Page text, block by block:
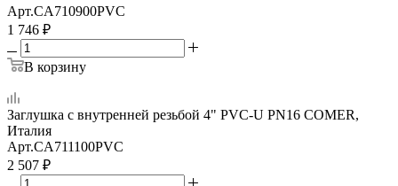
Арт.CA710900PVC
1 746 ₽
В корзину
Заглушка с внутренней резьбой 4" PVC-U PN16 COMER,
Италия
Арт.CA711100PVC
2 507 ₽